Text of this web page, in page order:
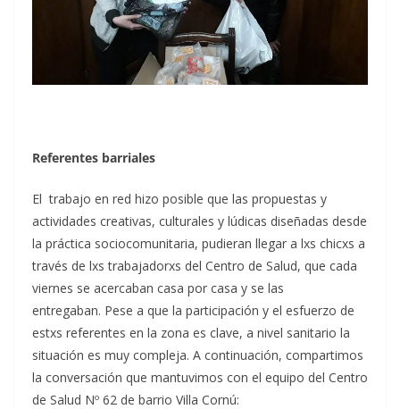
Referentes barriales
El trabajo en red hizo posible que las propuestas y
actividades creativas, culturales y lúdicas diseñadas desde
la práctica sociocomunitaria, pudieran llegar a lxs chicxs a
través de lxs trabajadorxs del Centro de Salud, que cada
viernes se acercaban casa por casa y se las
entregaban. Pese a que la participación y el esfuerzo de
estxs referentes en la zona es clave, a nivel sanitario la
situación es muy compleja. A continuación, compartimos
la conversación que mantuvimos con el equipo del Centro
de Salud Nº 62 de barrio Villa Cornú: